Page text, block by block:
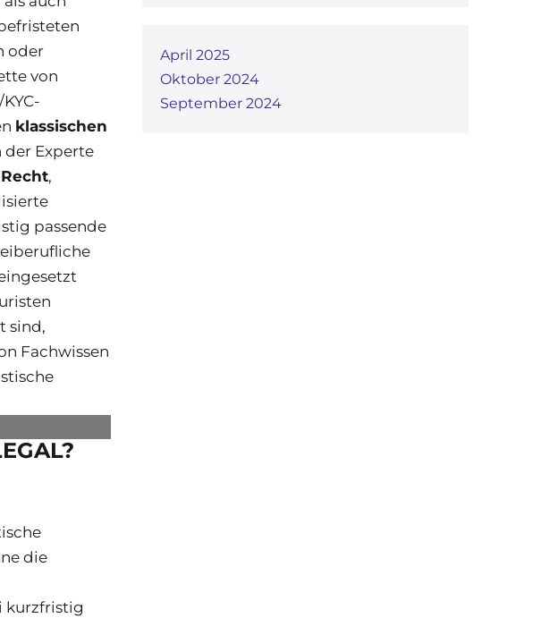
oder
von
klassischen
der Experte
,
passende
sind,
Fachwissen
die
kurzfristig
April 2025
Oktober 2024
September 2024